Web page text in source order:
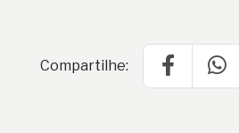
Compartilhe: